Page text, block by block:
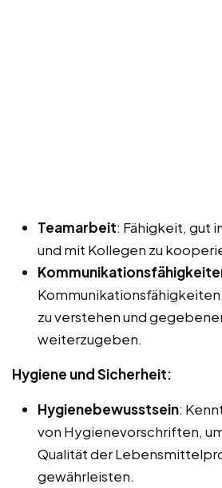
Teamarbeit: Fähigkeit, gut
und mit Kollegen zu
zu verstehen und
weiterzugeben.
Hygiene und Sicherheit:
Hygienebewusstsein:
von Hygienevorschriften,
Qualität der
gewährleisten.